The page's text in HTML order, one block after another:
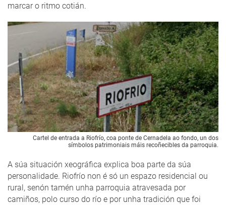
marcar o ritmo cotián.
Cartel de entrada a Riofrío, coa ponte de Cernadela ao fondo, un dos
símbolos patrimoniais máis recoñecibles da parroquia.
A súa situación xeográfica explica boa parte da súa
personalidade. Riofrío non é só un espazo residencial ou
rural, senón tamén unha parroquia atravesada por
camiños, polo curso do río e por unha tradición que foi